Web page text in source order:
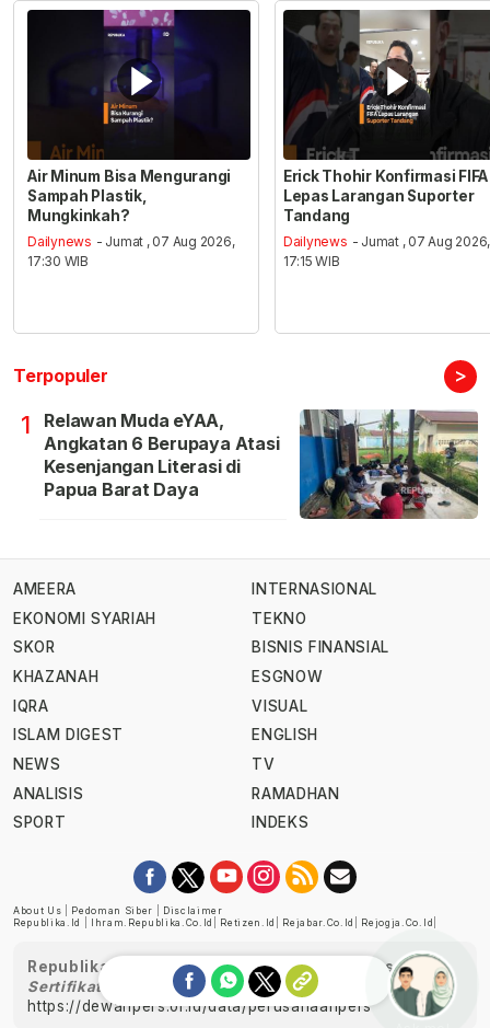
Air Minum Bisa Mengurangi
Sampah Plastik,
Mungkinkah?
Dailynews - Jumat , 07 Aug 2026,
17:30 WIB
Erick Thohir Konfirmasi FIFA
Lepas Larangan Suporter
Tandang
Dailynews - Jumat , 07 Aug 2026,
17:15 WIB
Terpopuler >
1
Relawan Muda eYAA,
Angkatan 6 Berupaya Atasi
Kesenjangan Literasi di
Papua Barat Daya
AMEERA
EKONOMI SYARIAH
SKOR
KHAZANAH
IQRA
ISLAM DIGEST
NEWS
ANALISIS
SPORT
INTERNASIONAL
TEKNO
BISNIS FINANSIAL
ESGNOW
VISUAL
ENGLISH
TV
RAMADHAN
INDEKS
About Us Pedoman Siber
Disclaimer
Republika.id
Ihram.republika.co.id Retizen.id Rejabar.co.id Rejogja.co.id
Republika telah diverifikasi oleh Dewan Pers
Sertifikat Nomor 1058/DP-Verifikasi/K/XII/2022
https://dewanpers.or.id/data/perusahaanpers